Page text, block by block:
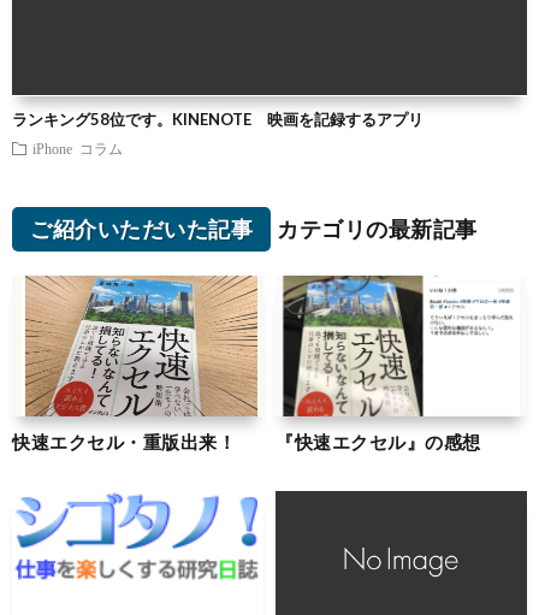
ランキング58位です。KINENOTE 映画を記録するアプリ
iPhone コラム
ご紹介いただいた記事 カテゴリの最新記事
快速エクセル・重版出来！ 『快速エクセル』の感想